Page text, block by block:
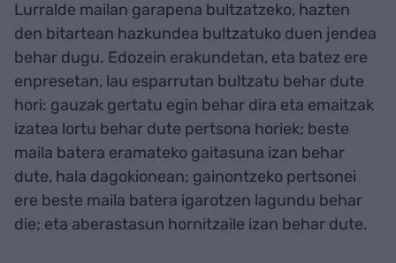
Lurralde mailan garapena bultzatzeko, hazten
den bitartean hazkundea bultzatuko duen jendea
behar dugu. Edozein erakundetan, eta batez ere
enpresetan, lau esparrutan bultzatu behar dute
hori: gauzak gertatu egin behar dira eta emaitzak
izatea lortu behar dute pertsona horiek; beste
maila batera eramateko gaitasuna izan behar
dute, hala dagokionean; gainontzeko pertsonei
ere beste maila batera igarotzen lagundu behar
die; eta aberastasun hornitzaile izan behar dute.